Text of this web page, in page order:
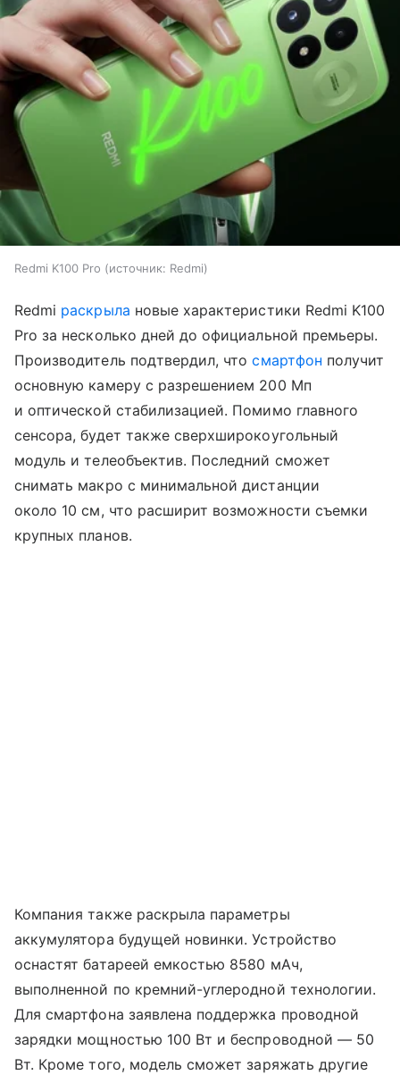
Redmi K100 Pro источник: Redmi
Redmi раскрыла новые характеристики Redmi K100
Pro за несколько дней до официальной премьеры.
Производитель подтвердил, чтосмартфон получит
основную камеру с разрешением 200 Мп
и оптической стабилизацией. Помимо главного
сенсора, будет также сверхширокоугольный
модуль и телеобъектив. Последний сможет
снимать макро с минимальной дистанции
около 10 см, что расширит возможности съемки
крупных планов.
Компания также раскрыла параметры
аккумулятора будущей новинки. Устройство
оснастят батареей емкостью 8580 мАч,
выполненной по кремний-углеродной технологии.
Для смартфона заявлена поддержка проводной
зарядки мощностью 100 Вт и беспроводной — 50
Вт. Кроме того, модель сможет заряжать другие